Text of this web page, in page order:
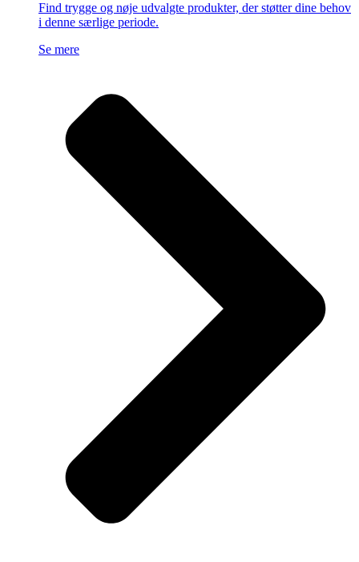
Find trygge og nøje udvalgte produkter, der støtter dine behov
i denne særlige periode.
Se mere